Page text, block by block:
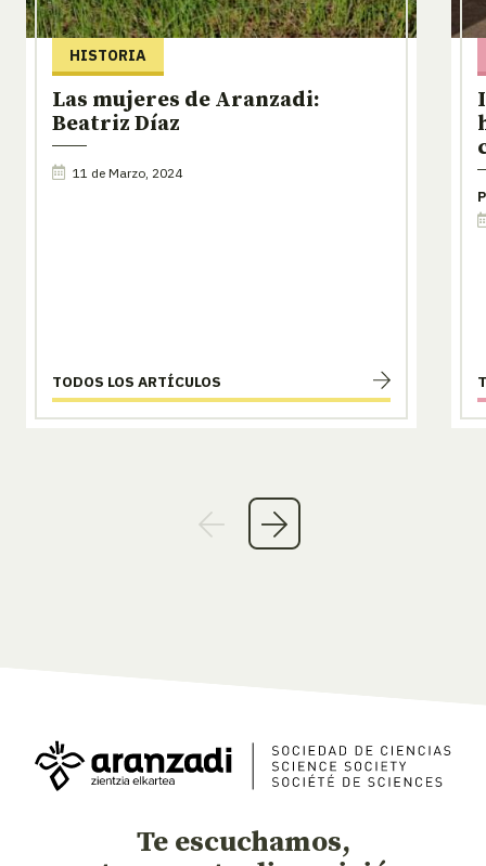
HISTORIA
Las mujeres de Aranzadi:
Beatriz Díaz
11 de Marzo, 2024
TODOS LOS ARTÍCULOS
Te escuchamos,